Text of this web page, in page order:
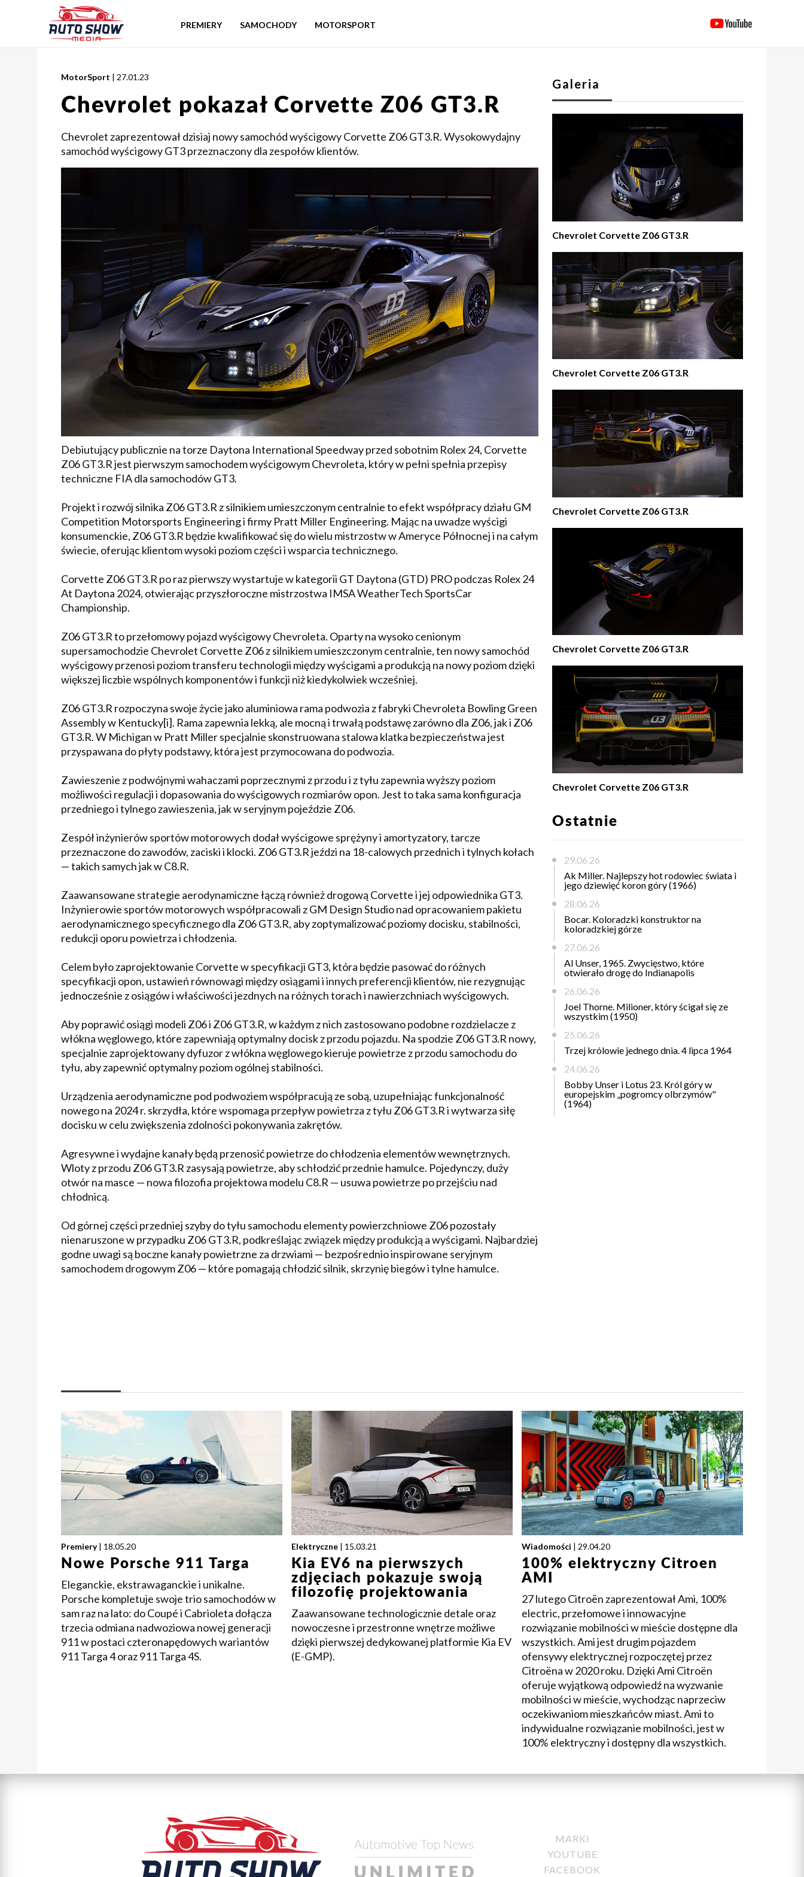
PREMIERY SAMOCHODY MOTORSPORT
MotorSport | 27.01.23
Chevrolet pokazał Corvette Z06 GT3.R
Chevrolet zaprezentował dzisiaj nowy samochód wyścigowy Corvette Z06 GT3.R. Wysokowydajny
samochód wyścigowy GT3 przeznaczony dla zespołów klientów.
Debiutujący publicznie na torze Daytona International Speedway przed sobotnim Rolex 24, Corvette
Z06 GT3.R jest pierwszym samochodem wyścigowym Chevroleta, który w pełni spełnia przepisy
techniczne FIA dla samochodów GT3.
Projekt i rozwój silnika Z06 GT3.R z silnikiem umieszczonym centralnie to efekt współpracy działu GM
Competition Motorsports Engineering i firmy Pratt Miller Engineering. Mając na uwadze wyścigi
konsumenckie, Z06 GT3.R będzie kwalifikować się do wielu mistrzostw w Ameryce Północnej i na całym
świecie, oferując klientom wysoki poziom części i wsparcia technicznego.
Corvette Z06 GT3.R po raz pierwszy wystartuje w kategorii GT Daytona (GTD) PRO podczas Rolex 24
At Daytona 2024, otwierając przyszłoroczne mistrzostwa IMSA WeatherTech SportsCar
Championship.
Z06 GT3.R to przełomowy pojazd wyścigowy Chevroleta. Oparty na wysoko cenionym
supersamochodzie Chevrolet Corvette Z06 z silnikiem umieszczonym centralnie, ten nowy samochód
wyścigowy przenosi poziom transferu technologii między wyścigami a produkcją na nowy poziom dzięki
większej liczbie wspólnych komponentów i funkcji niż kiedykolwiek wcześniej.
Z06 GT3.R rozpoczyna swoje życie jako aluminiowa rama podwozia z fabryki Chevroleta Bowling Green
Assembly w Kentucky[i]. Rama zapewnia lekką, ale mocną i trwałą podstawę zarówno dla Z06, jak i Z06
GT3.R. W Michigan w Pratt Miller specjalnie skonstruowana stalowa klatka bezpieczeństwa jest
przyspawana do płyty podstawy, która jest przymocowana do podwozia.
Zawieszenie z podwójnymi wahaczami poprzecznymi z przodu i z tyłu zapewnia wyższy poziom
możliwości regulacji i dopasowania do wyścigowych rozmiarów opon. Jest to taka sama konfiguracja
przedniego i tylnego zawieszenia, jak w seryjnym pojeździe Z06.
Zespół inżynierów sportów motorowych dodał wyścigowe sprężyny i amortyzatory, tarcze
przeznaczone do zawodów, zaciski i klocki. Z06 GT3.R jeździ na 18-calowych przednich i tylnych kołach
— takich samych jak w C8.R.
Zaawansowane strategie aerodynamiczne łączą również drogową Corvette i jej odpowiednika GT3.
Inżynierowie sportów motorowych współpracowali z GM Design Studio nad opracowaniem pakietu
aerodynamicznego specyficznego dla Z06 GT3.R, aby zoptymalizować poziomy docisku, stabilności,
redukcji oporu powietrza i chłodzenia.
Celem było zaprojektowanie Corvette w specyfikacji GT3, która będzie pasować do różnych
specyfikacji opon, ustawień równowagi między osiągami i innych preferencji klientów, nie rezygnując
jednocześnie z osiągów i właściwości jezdnych na różnych torach i nawierzchniach wyścigowych.
Aby poprawić osiągi modeli Z06 i Z06 GT3.R, w każdym z nich zastosowano podobne rozdzielacze z
włókna węglowego, które zapewniają optymalny docisk z przodu pojazdu. Na spodzie Z06 GT3.R nowy,
specjalnie zaprojektowany dyfuzor z włókna węglowego kieruje powietrze z przodu samochodu do
tyłu, aby zapewnić optymalny poziom ogólnej stabilności.
Urządzenia aerodynamiczne pod podwoziem współpracują ze sobą, uzupełniając funkcjonalność
nowego na 2024 r. skrzydła, które wspomaga przepływ powietrza z tyłu Z06 GT3.R i wytwarza siłę
docisku w celu zwiększenia zdolności pokonywania zakrętów.
Agresywne i wydajne kanały będą przenosić powietrze do chłodzenia elementów wewnętrznych.
Wloty z przodu Z06 GT3.R zasysają powietrze, aby schłodzić przednie hamulce. Pojedynczy, duży
otwór na masce — nowa filozofia projektowa modelu C8.R — usuwa powietrze po przejściu nad
chłodnicą.
Od górnej części przedniej szyby do tyłu samochodu elementy powierzchniowe Z06 pozostały
nienaruszone w przypadku Z06 GT3.R, podkreślając związek między produkcją a wyścigami. Najbardziej
godne uwagi są boczne kanały powietrzne za drzwiami — bezpośrednio inspirowane seryjnym
samochodem drogowym Z06 — które pomagają chłodzić silnik, skrzynię biegów i tylne hamulce.
Galeria
Chevrolet Corvette Z06 GT3.R
Chevrolet Corvette Z06 GT3.R
Chevrolet Corvette Z06 GT3.R
Chevrolet Corvette Z06 GT3.R
Chevrolet Corvette Z06 GT3.R
Ostatnie
29.06.26
Ak Miller. Najlepszy hot rodowiec świata i
jego dziewięć koron góry (1966)
28.06.26
Bocar. Koloradzki konstruktor na
koloradzkiej górze
27.06.26
Al Unser, 1965. Zwycięstwo, które
otwierało drogę do Indianapolis
26.06.26
Joel Thorne. Milioner, który ścigał się ze
wszystkim (1950)
25.06.26
Trzej królowie jednego dnia. 4 lipca 1964
24.06.26
Bobby Unser i Lotus 23. Król góry w
europejskim „pogromcy olbrzymów"
(1964)
Premiery | 18.05.20
Nowe Porsche 911 Targa
Eleganckie, ekstrawaganckie i unikalne.
Porsche kompletuje swoje trio samochodów w
sam raz na lato: do Coupé i Cabrioleta dołącza
trzecia odmiana nadwoziowa nowej generacji
911 w postaci czteronapędowych wariantów
911 Targa 4 oraz 911 Targa 4S.
Elektryczne | 15.03.21
Kia EV6 na pierwszych
zdjęciach pokazuje swoją
filozofię projektowania
Zaawansowane technologicznie detale oraz
nowoczesne i przestronne wnętrze możliwe
dzięki pierwszej dedykowanej platformie Kia EV
(E-GMP).
Wiadomości | 29.04.20
100% elektryczny Citroen
AMI
27 lutego Citroën zaprezentował Ami, 100%
electric, przełomowe i innowacyjne
rozwiązanie mobilności w mieście dostępne dla
wszystkich. Ami jest drugim pojazdem
ofensywy elektrycznej rozpoczętej przez
Citroëna w 2020 roku. Dzięki Ami Citroën
oferuje wyjątkową odpowiedź na wyzwanie
mobilności w mieście, wychodząc naprzeciw
oczekiwaniom mieszkańców miast. Ami to
indywidualne rozwiązanie mobilności, jest w
100% elektryczny i dostępny dla wszystkich.
MARKI
YOUTUBE
FACEBOOK